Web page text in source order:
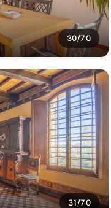
30/70
31/70